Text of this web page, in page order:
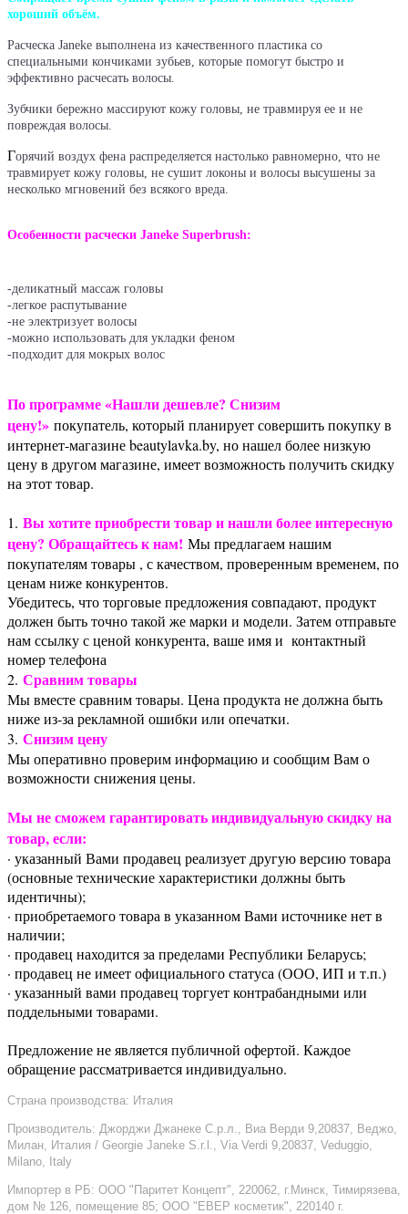
хороший объём.
Расческа Janeke выполнена из качественного пластика со
специальными кончиками зубьев, которые помогут быстро и
эффективно расчесать волосы.
Зубчики бережно массируют кожу головы, не травмируя ее и не
повреждая волосы.
Горячий воздух фена распределяется настолько равномерно, что не
травмирует кожу головы, не сушит локоны и волосы высушены за
несколько мгновений без всякого вреда.
Особенности расчески Janeke Superbrush:
-деликатный массаж головы
-легкое распутывание
-не электризует волосы
-можно использовать для укладки феном
-подходит для мокрых волос
По программе «Нашли дешевле? Снизим
цену!» покупатель, который планирует совершить покупку в
интернет-магазине beautylavka.by, но нашел более низкую
цену в другом магазине, имеет возможность получить скидку
на этот товар.
1. Вы хотите приобрести товар и нашли более интересную
цену? Обращайтесь к нам! Мы предлагаем нашим
покупателям товары , с качеством, проверенным временем, по
ценам ниже конкурентов.
Убедитесь, что торговые предложения совпадают, продукт
должен быть точно такой же марки и модели. Затем отправьте
нам ссылку с ценой конкурента, ваше имя и контактный
номер телефона
2. Сравним товары
Мы вместе сравним товары. Цена продукта не должна быть
ниже из-за рекламной ошибки или опечатки.
3. Снизим цену
Мы оперативно проверим информацию и сообщим Вам о
возможности снижения цены.
Мы не сможем гарантировать индивидуальную скидку на
товар, если:
· указанный Вами продавец реализует другую версию товара
(основные технические характеристики должны быть
идентичны);
· приобретаемого товара в указанном Вами источнике нет в
наличии;
· продавец находится за пределами Республики Беларусь;
· продавец не имеет официального статуса (ООО, ИП и т.п.)
· указанный вами продавец торгует контрабандными или
поддельными товарами.
Предложение не является публичной офертой. Каждое
обращение рассматривается индивидуально.
Страна производства: Италия
Производитель: Джорджи Джанеке С.р.л., Виа Верди 9,20837, Веджо,
Милан, Италия / Georgie Janeke S.r.l., Via Verdi 9,20837, Veduggio,
Milano, Italy
Импортер в РБ: ООО "Паритет Концепт", 220062, г.Минск, Тимирязева,
дом № 126, помещение 85; ООО "ЕВЕР косметик", 220140 г.